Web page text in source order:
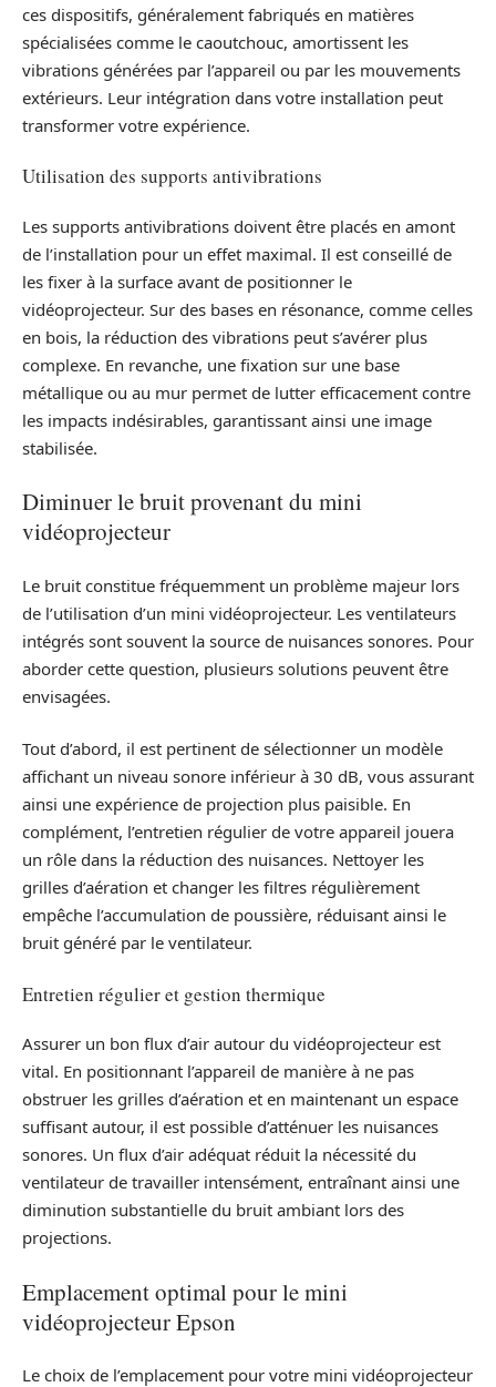
ces dispositifs, généralement fabriqués en matières
spécialisées comme le caoutchouc, amortissent les
vibrations générées par l’appareil ou par les mouvements
extérieurs. Leur intégration dans votre installation peut
transformer votre expérience.
Utilisation des supports antivibrations
Les supports antivibrations doivent être placés en amont
de l’installation pour un effet maximal. Il est conseillé de
les fixer à la surface avant de positionner le
vidéoprojecteur. Sur des bases en résonance, comme celles
en bois, la réduction des vibrations peut s’avérer plus
complexe. En revanche, une fixation sur une base
métallique ou au mur permet de lutter efficacement contre
les impacts indésirables, garantissant ainsi une image
stabilisée.
Diminuer le bruit provenant du mini
vidéoprojecteur
Le bruit constitue fréquemment un problème majeur lors
de l’utilisation d’un mini vidéoprojecteur. Les ventilateurs
intégrés sont souvent la source de nuisances sonores. Pour
aborder cette question, plusieurs solutions peuvent être
envisagées.
Tout d’abord, il est pertinent de sélectionner un modèle
affichant un niveau sonore inférieur à 30 dB, vous assurant
ainsi une expérience de projection plus paisible. En
complément, l’entretien régulier de votre appareil jouera
un rôle dans la réduction des nuisances. Nettoyer les
grilles d’aération et changer les filtres régulièrement
empêche l’accumulation de poussière, réduisant ainsi le
bruit généré par le ventilateur.
Entretien régulier et gestion thermique
Assurer un bon flux d’air autour du vidéoprojecteur est
vital. En positionnant l’appareil de manière à ne pas
obstruer les grilles d’aération et en maintenant un espace
suffisant autour, il est possible d’atténuer les nuisances
sonores. Un flux d’air adéquat réduit la nécessité du
ventilateur de travailler intensément, entraînant ainsi une
diminution substantielle du bruit ambiant lors des
projections.
Emplacement optimal pour le mini
vidéoprojecteur Epson
Le choix de l’emplacement pour votre mini vidéoprojecteur